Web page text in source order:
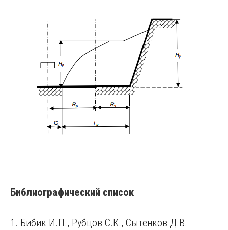
Библиографический список
1. Бибик И.П., Рубцов С.К., Сытенков Д.В.